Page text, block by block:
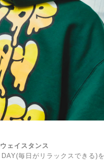
ェイスタンス
毎日がリラックスできる)